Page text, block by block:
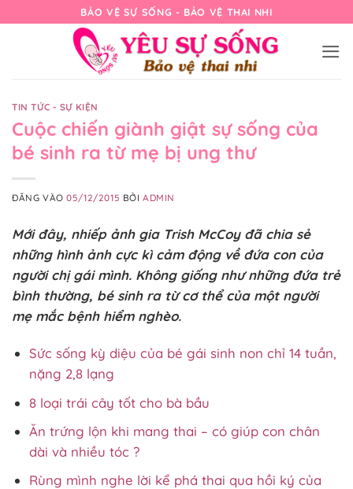
BẢO VỆ SỰ SỐNG - BẢO VỆ THAI NHI
TIN TỨC - SỰ KIỆN
Cuộc chiến giành giật sự sống của
bé sinh ra từ mẹ bị ung thư
ĐĂNG VÀO05/12/2015 BỞIADMIN
Mới đây, nhiếp ảnh gia Trish McCoy đã chia sẻ
những hình ảnh cực kì cảm động về đứa con của
người chị gái mình. Không giống như những đứa trẻ
bình thường, bé sinh ra từ cơ thể của một người
mẹ mắc bệnh hiểm nghèo.
Sức sống kỳ diệu của bé gái sinh non chỉ 14 tuần,
nặng 2,8 lạng
8 loại trái cây tốt cho bà bầu
Ăn trứng lộn khi mang thai – có giúp con chân
dài và nhiều tóc ?
Rùng mình nghe lời kể phá thai qua hồi ký của